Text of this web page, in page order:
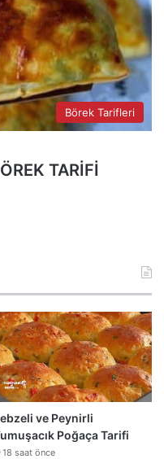
Börek Tarifleri
TARİFİ
ve Peynirli
Poğaça Tarifi
18 saat önce